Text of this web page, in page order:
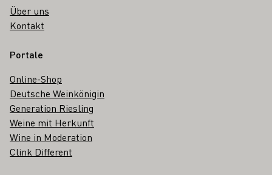
Über uns
Kontakt
Portale
Online-Shop
Deutsche Weinkönigin
Generation Riesling
Weine mit Herkunft
Wine in Moderation
Clink Different